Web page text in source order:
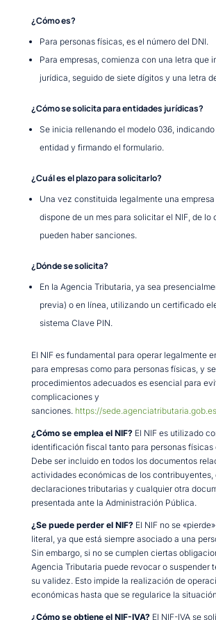
¿Cómo es?
Para personas físicas, es el número del DNI.
Para empresas, comienza con una letra que
jurídica, seguido de siete dígitos y una letra
¿Cómo se solicita para entidades jurídicas?
Se inicia rellenando el modelo 036,
entidad y firmando el formulario.
¿Cuál es el plazo para solicitarlo?
Una vez constituida legalmente una
dispone de un mes para solicitar el NIF, de lo
pueden haber sanciones.
¿Dónde se solicita?
En la Agencia Tributaria, ya sea
previa) o en línea, utilizando un certificado
sistema Clave PIN.
El NIF es fundamental para operar legalmente
para empresas como para personas físicas, y
procedimientos adecuados es esencial para
complicaciones y
sanciones. https://sede.agenciatributaria.gob.es
¿Cómo se emplea el NIF?El NIF es utilizado
identificación fiscal tanto para personas físicas
Debe ser incluido en todos los documentos
actividades económicas de los contribuyentes,
declaraciones tributarias y cualquier otra
presentada ante la Administración Pública.
¿Se puede perder el NIF?El NIF no se
literal, ya que está siempre asociado a una
Sin embargo, si no se cumplen ciertas
Agencia Tributaria puede revocar o suspender
su validez. Esto impide la realización de
económicas hasta que se regularice la situación.
¿Cómo se obtiene el NIF-IVA?El NIF-IVA se